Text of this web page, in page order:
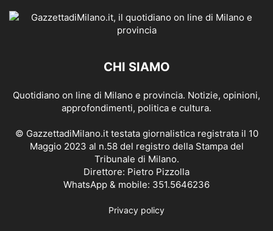
CHI SIAMO
Quotidiano on line di Milano e provincia. Notizie, opinioni,
approfondimenti, politica e cultura.
© GazzettadiMilano.it testata giornalistica registrata il 10
Maggio 2023 al n.58 del registro della Stampa del
Tribunale di Milano.
Direttore: Pietro Pizzolla
WhatsApp & mobile: 351.5646236
Privacy policy